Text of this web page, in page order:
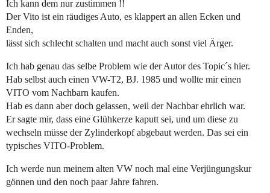
Ich kann dem nur zustimmen !!
Der Vito ist ein räudiges Auto, es klappert an allen Ecken und
Enden,
lässt sich schlecht schalten und macht auch sonst viel Ärger.
Ich hab genau das selbe Problem wie der Autor des Topic´s hier.
Hab selbst auch einen VW-T2, BJ. 1985 und wollte mir einen
VITO vom Nachbarn kaufen.
Hab es dann aber doch gelassen, weil der Nachbar ehrlich war.
Er sagte mir, dass eine Glühkerze kaputt sei, und um diese zu
wechseln müsse der Zylinderkopf abgebaut werden. Das sei ein
typisches VITO-Problem.
Ich werde nun meinem alten VW noch mal eine Verjüngungskur
gönnen und den noch paar Jahre fahren.